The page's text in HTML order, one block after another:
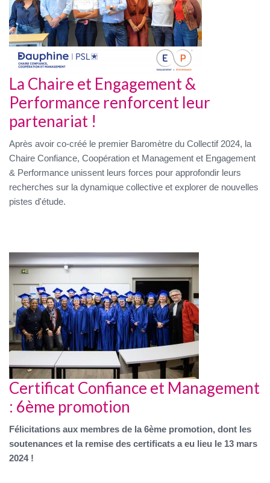
La Chaire et Engagement &
Performance renforcent leur
partenariat !
Après avoir co-créé le premier Baromètre du Collectif 2024, la
Chaire Confiance, Coopération et Management et Engagement
& Performance unissent leurs forces pour approfondir leurs
recherches sur la dynamique collective et explorer de nouvelles
pistes d'étude.
Certificat Confiance et Management
: 6ème promotion
Félicitations aux membres de la 6ème promotion, dont les
soutenances et la remise des certificats a eu lieu le 13 mars
2024 !